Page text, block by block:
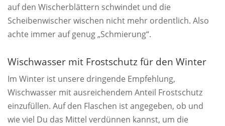
auf den Wischerblättern schwindet und die
Scheibenwischer wischen nicht mehr ordentlich. Also
achte immer auf genug „Schmierung“.
Wischwasser mit Frostschutz für den Winter
Im Winter ist unsere dringende Empfehlung,
Wischwasser mit ausreichendem Anteil Frostschutz
einzufüllen. Auf den Flaschen ist angegeben, ob und
wie viel Du das Mittel verdünnen kannst, um die